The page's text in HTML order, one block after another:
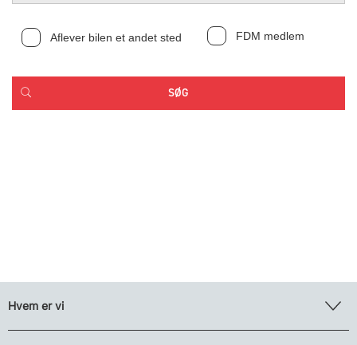
Aflever bilen et andet sted FDM medlem
Hvem er vi